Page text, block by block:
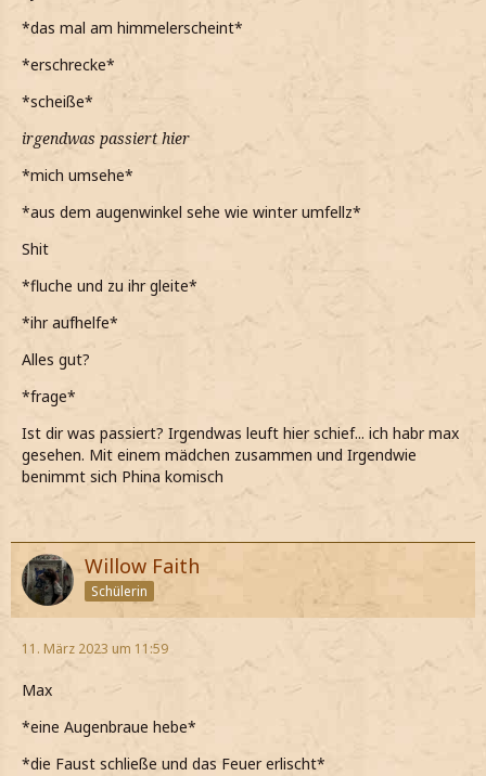
*das mal am himmelerscheint*
*erschrecke*
*scheiße*
irgendwas passiert hier
*mich umsehe*
*aus dem augenwinkel sehe wie winter umfellz*
Shit
*fluche und zu ihr gleite*
*ihr aufhelfe*
Alles gut?
*frage*
Ist dir was passiert? Irgendwas leuft hier schief... ich habr max
gesehen. Mit einem mädchen zusammen und Irgendwie
benimmt sich Phina komisch
Willow Faith
Schülerin
11. März 2023 um 11:59
Max
*eine Augenbraue hebe*
*die Faust schließe und das Feuer erlischt*